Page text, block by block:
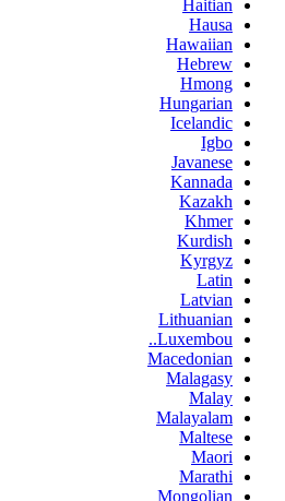
Haitian
Hausa
Hawaiian
Hebrew
Hmong
Hungarian
Icelandic
Igbo
Javanese
Kannada
Kazakh
Khmer
Kurdish
Kyrgyz
Latin
Latvian
Lithuanian
Luxembou..
Macedonian
Malagasy
Malay
Malayalam
Maltese
Maori
Marathi
Mongolian